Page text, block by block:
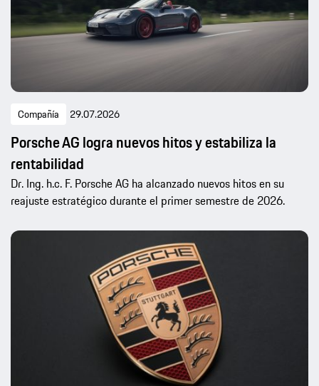
Compañía 29.07.2026
Porsche AG logra nuevos hitos y estabiliza la
rentabilidad
Dr. Ing. h.c. F. Porsche AG ha alcanzado nuevos hitos en su
reajuste estratégico durante el primer semestre de 2026.